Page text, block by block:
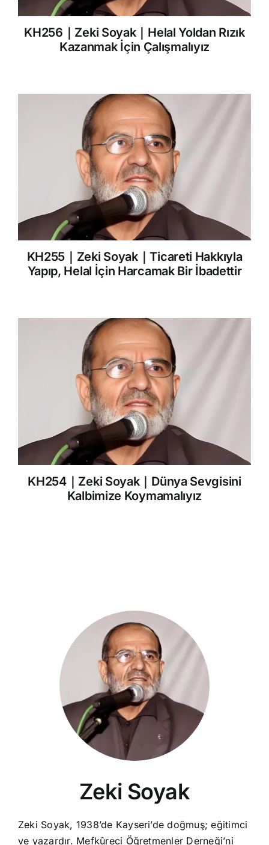
KH256｜Zeki Soyak｜Helal Yoldan Rızık
Kazanmak İçin Çalışmalıyız
KH255｜Zeki Soyak｜Ticareti Hakkıyla
Yapıp, Helal İçin Harcamak Bir İbadettir
KH254｜Zeki Soyak｜Dünya Sevgisini
Kalbimize Koymamalıyız
Zeki Soyak
Zeki Soyak, 1938’de Kayseri’de doğmuş; eğitimci
ve yazardır. Mefkûreci Öğretmenler Derneği’ni